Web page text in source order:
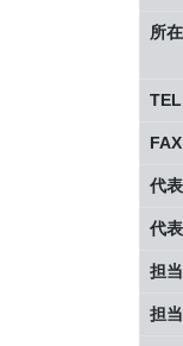
所
TEL
FAX
代
代
担
担